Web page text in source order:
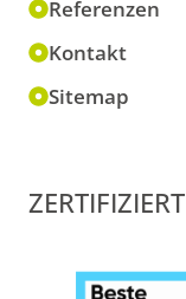
Referenzen
Kontakt
Sitemap
ZERTIFIZIERT